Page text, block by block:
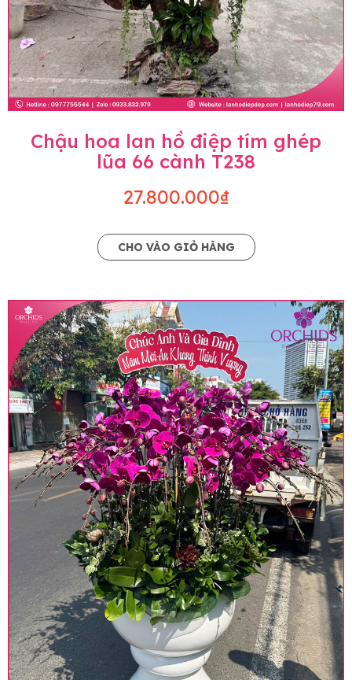
Chậu hoa lan hồ điệp tím ghép
lũa 66 cành T238
27.800.000₫
CHO VÀO GIỎ HÀNG